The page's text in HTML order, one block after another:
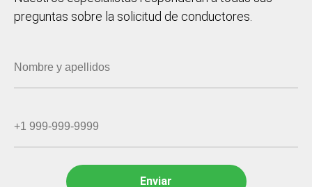
preguntas sobre la solicitud de conductores.